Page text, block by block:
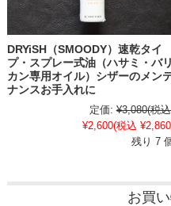
DRYiSH（SMOODY）速乾タイ
プ・スプレー式油（ハサミ・バリ
カン専用オイル）シザーのメン
ナンスお手入れに
定価: ¥3,080(税
¥2,600(税込
残り 7
お買